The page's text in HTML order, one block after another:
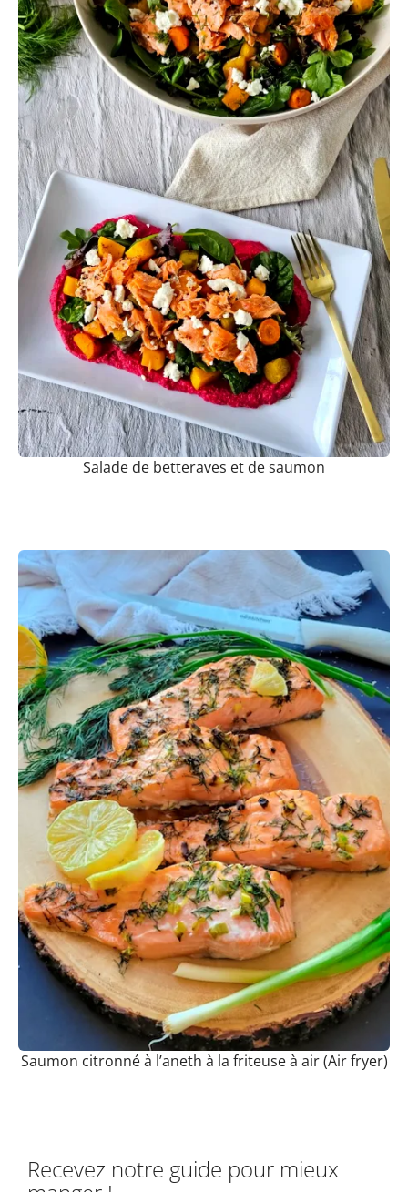
Salade de betteraves et de saumon
Saumon citronné à l’aneth à la friteuse à air (Air fryer)
Recevez notre guide pour mieux